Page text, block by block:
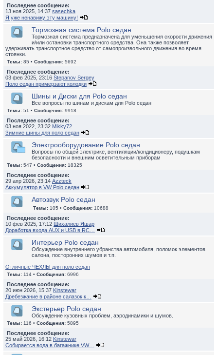
Последнее сообщение:
13 ноя 2025, 14:37 sasechka
Я уже ненавижу эту машину!
Тормозная система Polo седан
Тормозная система предназначена для уменьшения скорости движения
и/или остановки транспортного средства. Она также позволяет
удерживать транспортное средство от самопроизвольного движения во время
стоянки.
Темы: 85 • Сообщения: 5692
Последнее сообщение:
03 фев 2025, 23:16 Stepanov Sergey
Поло седан примерзают колодки
Шины и Диски для Polo седан
Все вопросы по шинам и дискам для Polo седан
Темы: 51 • Сообщения: 9918
Последнее сообщение:
03 ноя 2022, 23:32 Mikky72
Зимние шины для поло седан
Электрооборудование Polo седан
Вопросы по общей электрике, вентиляции/кондиционеру, подушкам
безопасности и внешним осветительным приборам
Темы: 547 • Сообщения: 18325
Последнее сообщение:
29 апр 2026, 23:14 Azzteck
Аккумулятор в VW Polo седан
Автозвук Polo седан
Темы: 105 • Сообщения: 10688
Последнее сообщение:
10 фев 2025, 17:12 Шихалиев Яшар
Доработка входа AUX и USB в RC…
Интерьер Polo седан
Обсуждение внутреннего убранства автомобиля, поломок элементов
салона, посторонних шумов и т.п.
Отличные ЧЕХЛЫ для поло седан
Темы: 114 • Сообщения: 6996
Последнее сообщение:
20 июн 2026, 15:37 Kinstewar
Дребезжание в районе салазок к…
Экстерьер Polo седан
Обсуждение кузовных проблем, аэродинамики и шумов.
Темы: 116 • Сообщения: 5895
Последнее сообщение:
25 май 2026, 16:12 Kinstewar
Собирается вода в багажнике VW…